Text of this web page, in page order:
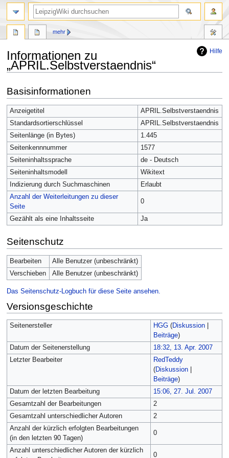
Hilfe
Informationen zu
„APRIL.Selbstverstaendnis“
Navigation
springen
Suche
springen
Basisinformationen
Anzeigetitel
APRIL.Selbstverstaendnis
Standardsortierschlüssel
APRIL.Selbstverstaendnis
Seitenlänge (in Bytes)
1.445
Seitenkennnummer
1577
Seiteninhaltssprache
de - Deutsch
Seiteninhaltsmodell
Wikitext
Indizierung durch Suchmaschinen
Erlaubt
Anzahl der Weiterleitungen zu dieser
Seite
0
Gezählt als eine Inhaltsseite Ja
Seitenschutz
Bearbeiten
Alle Benutzer (unbeschränkt)
Verschieben
Alle Benutzer (unbeschränkt)
Das Seitenschutz-Logbuch für diese Seite ansehen.
Versionsgeschichte
Seitenersteller HGG (Diskussion|
Beiträge)
Datum der Seitenerstellung
18:32, 13. Apr. 2007
Letzter Bearbeiter
RedTeddy
(Diskussion|
Beiträge)
Datum der letzten Bearbeitung
15:06, 27. Jul. 2007
Gesamtzahl der Bearbeitungen
2
Gesamtzahl unterschiedlicher Autoren
2
Anzahl der kürzlich erfolgten Bearbeitungen
(in den letzten 90 Tagen)
0
Anzahl unterschiedlicher Autoren der kürzlich
0
mehr